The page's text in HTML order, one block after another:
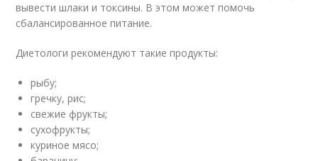
вывести шлаки и токсины. В этом может помочь
сбалансированное питание.
Диетологи рекомендуют такие продукты:
рыбу;
гречку, рис;
свежие фрукты;
сухофрукты;
куриное мясо;